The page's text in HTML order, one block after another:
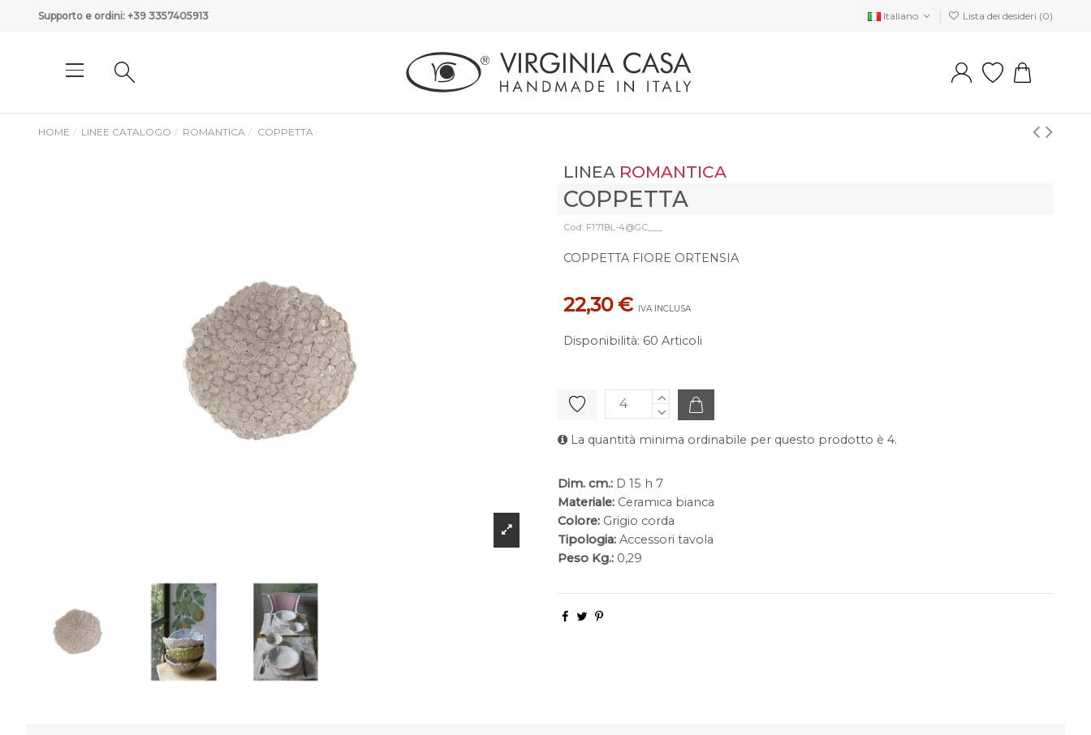
Supporto e ordini: +39 3357405913 Italiano Lista dei desideri (0)
HOME LINEE CATALOGO ROMANTICA COPPETTA
LINEA ROMANTICA
COPPETTA
Cod: F171BL-4@GC___
COPPETTA FIORE ORTENSIA
22,30 € IVA INCLUSA
Disponibilità: 60 Articoli
La quantità minima ordinabile per questo prodotto è 4.
Dim. cm.: D 15 h 7
Materiale: Ceramica bianca
Colore: Grigio corda
Tipologia: Accessori tavola
Peso Kg.: 0,29